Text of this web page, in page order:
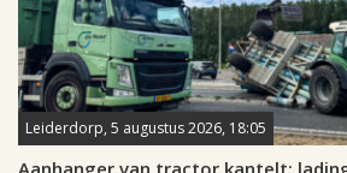
Leiderdorp, 5 augustus 2026, 18:05